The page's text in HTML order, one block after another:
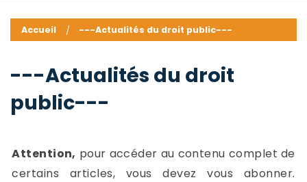
---Actualités du droit public---
Droit pénal---
Droit privé ---
Abonnement aux actualités
Accueil ---Actualités du droit public---
---Actualités du droit
public---
Attention, pour accéder au contenu complet de
certains articles, vous devez vous abonner.